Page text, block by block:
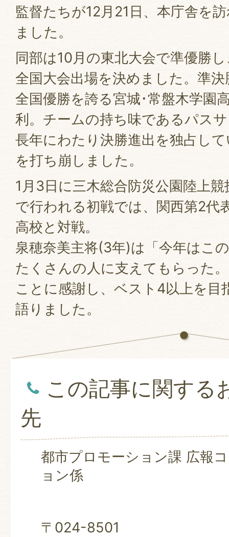
監督たちが12月21日、本庁舎を
ました。
同部は10月の東北大会で準優勝
全国大会出場を決めました。準
全国優勝を誇る宮城･常盤木学園
利。チームの持ち味であるパス
長年にわたり決勝進出を独占し
を打ち崩しました。
1月3日に三木総合防災公園陸上
で行われる初戦では、関西第2代
高校と対戦。
泉穂奈美主将(3年)は「今年はこ
たくさんの人に支えてもらった
ことに感謝し、ベスト4以上を目
語りました。
この記事に関する
先
都市プロモーション課 広報
ョン係
〒024-8501